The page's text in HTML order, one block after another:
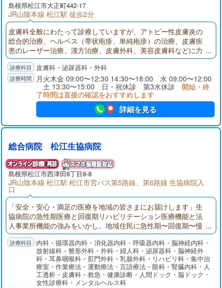
島根県松江市大正町442-17
JR山陰本線 松江駅 徒歩2分
皮膚科全般にわたって診療していますが、アトピー性皮膚炎の
総合的治療、ヘルペス（帯状疱疹、単純疱疹）の治療、皮膚疾
患のレーザー治療、漢方治療、皮膚外科、美容皮膚科などに力
を入れています(2006年現在)。
皮膚科・泌尿器科・外科
月火木金 09:00〜12:30 14:30〜18:00 水 09:00〜12:00
土 13:30〜15:00 日・祝休診 第3水休診 開始・終
了時間は直接の確認をおすすめします
詳細を見る
総合病院 松江生協病院
島根県松江市西津田8丁目8-8
JR山陰本線 松江駅 松江市営バス第5路線、第6路線 生協病院入
口
「安全・安心・満足の医療を地域の皆さまにお届けします」生
協病院の急性期医療と回復期リハビリテーション医療機能と法
人事業所機能の強みをいかし、地域住民に急性期〜回復期〜慢
性期〜在宅、健診の総合的な医療を提供します。松江圏域の救
急告示病院を維持し、二次救急医療の機能を発揮します。
内科・循環器内科・消化器内科・呼吸器内科・脳神経内科・
放射線科・整形外科・外科・婦人科・泌尿器科・脳神経外
科・耳鼻咽喉科・肛門外科・乳腺外科・リハビリ科・集中治
療室・作業療法・運動療法・言語療法・眼科・腎臓内科・人
工透析・皮膚科・救急・健康診断・人間ドック・脳ドック・
女性診療科・メンタルヘルス科